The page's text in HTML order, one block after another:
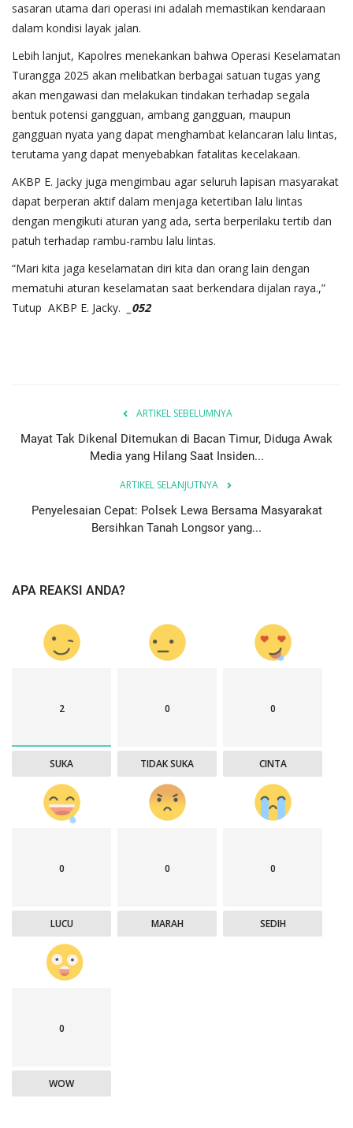
sasaran utama dari operasi ini adalah memastikan kendaraan
dalam kondisi layak jalan.
Lebih lanjut, Kapolres menekankan bahwa Operasi Keselamatan
Turangga 2025 akan melibatkan berbagai satuan tugas yang
akan mengawasi dan melakukan tindakan terhadap segala
bentuk potensi gangguan, ambang gangguan, maupun
gangguan nyata yang dapat menghambat kelancaran lalu lintas,
terutama yang dapat menyebabkan fatalitas kecelakaan.
AKBP E. Jacky juga mengimbau agar seluruh lapisan masyarakat
dapat berperan aktif dalam menjaga ketertiban lalu lintas
dengan mengikuti aturan yang ada, serta berperilaku tertib dan
patuh terhadap rambu-rambu lalu lintas.
“Mari kita jaga keselamatan diri kita dan orang lain dengan
mematuhi aturan keselamatan saat berkendara dijalan raya.,”
Tutup AKBP E. Jacky.
_052
ARTIKEL SEBELUMNYA
Mayat Tak Dikenal Ditemukan di Bacan Timur, Diduga Awak
Media yang Hilang Saat Insiden...
ARTIKEL SELANJUTNYA
Penyelesaian Cepat: Polsek Lewa Bersama Masyarakat
Bersihkan Tanah Longsor yang...
APA REAKSI ANDA?
2
SUKA
0
TIDAK SUKA
0
CINTA
0
LUCU
0
MARAH
0
SEDIH
0
WOW